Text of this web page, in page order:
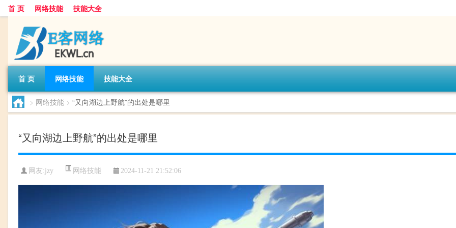
首 页 网络技能 技能大全
首 页 网络技能 技能大全
> 网络技能 > “又向湖边上野航”的出处是哪里
“又向湖边上野航”的出处是哪里
网友:jzy 网络技能 2024-11-21 21:52:06